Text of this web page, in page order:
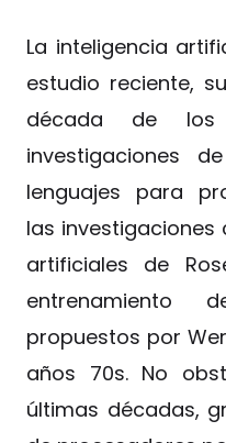
La inteligencia
estudio reciente,
década de
investigaciones
lenguajes para
las investigaciones
artificiales de
entrenamiento
propuestos por
años 70s. No
últimas décadas,